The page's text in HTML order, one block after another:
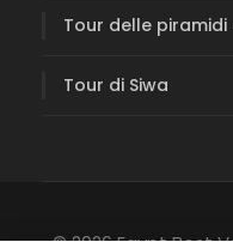
Tour delle piramidi
Tour di Siwa